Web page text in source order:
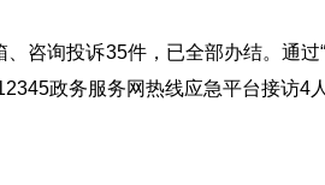
咨询投诉35件，已全部办结。通
政务服务网热线应急平台接访4